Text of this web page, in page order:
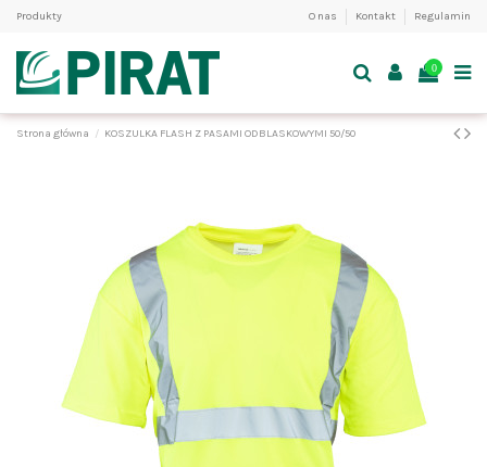
Produkty O nas Kontakt Regulamin
0
Strona główna KOSZULKA FLASH Z PASAMI ODBLASKOWYMI 50/50